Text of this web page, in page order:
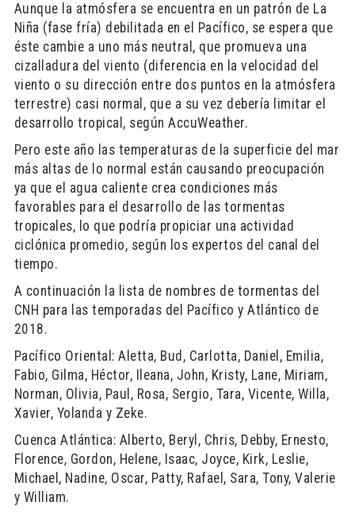
Aunque la atmósfera se encuentra en un patrón de La
Niña (fase fría) debilitada en el Pacífico, se espera que
éste cambie a uno más neutral, que promueva una
cizalladura del viento (diferencia en la velocidad del
viento o su dirección entre dos puntos en la atmósfera
terrestre) casi normal, que a su vez debería limitar el
desarrollo tropical, según AccuWeather.
Pero este año las temperaturas de la superficie del mar
más altas de lo normal están causando preocupación
ya que el agua caliente crea condiciones más
favorables para el desarrollo de las tormentas
tropicales, lo que podría propiciar una actividad
ciclónica promedio, según los expertos del canal del
tiempo.
A continuación la lista de nombres de tormentas del
CNH para las temporadas del Pacífico y Atlántico de
2018.
Pacífico Oriental: Aletta, Bud, Carlotta, Daniel, Emilia,
Fabio, Gilma, Héctor, Ileana, John, Kristy, Lane, Miriam,
Norman, Olivia, Paul, Rosa, Sergio, Tara, Vicente, Willa,
Xavier, Yolanda y Zeke.
Cuenca Atlántica: Alberto, Beryl, Chris, Debby, Ernesto,
Florence, Gordon, Helene, Isaac, Joyce, Kirk, Leslie,
Michael, Nadine, Oscar, Patty, Rafael, Sara, Tony, Valerie
y William.